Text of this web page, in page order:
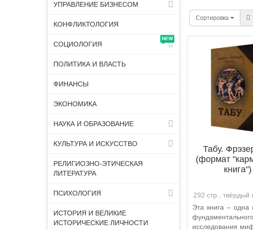
УПРАВЛЕНИЕ БИЗНЕСОМ
КОНФЛИКТОЛОГИЯ
NEW
СОЦИОЛОГИЯ
ПОЛИТИКА И ВЛАСТЬ
ФИНАНСЫ
ЭКОНОМИКА
НАУКА И ОБРАЗОВАНИЕ
КУЛЬТУРА И ИСКУССТВО
РЕЛИГИОЗНО-ЭТИЧЕСКАЯ
ЛИТЕРАТУРА
ПСИХОЛОГИЯ
ИСТОРИЯ И ВЕЛИКИЕ
ИСТОРИЧЕСКИЕ ЛИЧНОСТИ
Сортировка
Табу.
(формат
книга")
292 стр., твёрдый
Эта книга – одна
исследования